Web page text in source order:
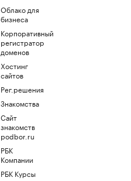
Облако для
бизнеса
Корпоративный
регистратор
доменов
Хостинг
сайтов
Рег.решения
Знакомства
Сайт
знакомств
podbor.ru
РБК
Компании
РБК Курсы